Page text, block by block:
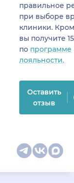
правильное
при выборе
клиники.
вы получите
по программе
лояльности.
Оставить
отзыв